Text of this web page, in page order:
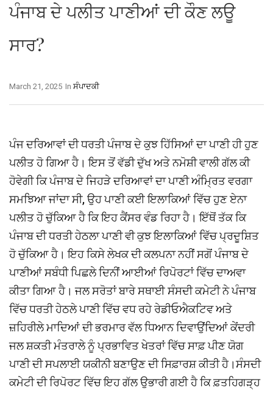
ਪੰਜਾਬ ਦੇ ਪਲੀਤ ਪਾਣੀਆਂ ਦੀ ਕੌਣ ਲਊ
ਸਾਰ?
In ਸੰਪਾਦਕੀ
March 21, 2025
ਪੰਜ ਦਰਿਆਵਾਂ ਦੀ ਧਰਤੀ ਪੰਜਾਬ ਦੇ ਕੁਝ ਹਿੱਸਿਆਂ ਦਾ ਪਾਣੀ ਹੀ ਹੁਣ
ਪਲੀਤ ਹੋ ਗਿਆ ਹੈ। ਇਸ ਤੋਂ ਵੱਡੀ ਦੁੱਖ ਅਤੇ ਨਮੋਸ਼ੀ ਵਾਲੀ ਗੱਲ ਕੀ
ਹੋਵੇਗੀ ਕਿ ਪੰਜਾਬ ਦੇ ਜਿਹੜੇ ਦਰਿਆਵਾਂ ਦਾ ਪਾਣੀ ਅੰਮ੍ਰਿਤ ਵਰਗਾ
ਸਮਝਿਆ ਜਾਂਦਾ ਸੀ, ਉਹ ਪਾਣੀ ਕਈ ਇਲਾਕਿਆਂ ਵਿੱਚ ਹੁਣ ਏਨਾ
ਪਲੀਤ ਹੋ ਚੁੱਕਿਆ ਹੈ ਕਿ ਇਹ ਕੈਂਸਰ ਵੰਡ ਰਿਹਾ ਹੈ। ਇੱਥੋਂ ਤੱਕ ਕਿ
ਪੰਜਾਬ ਦੀ ਧਰਤੀ ਹੇਠਲਾ ਪਾਣੀ ਵੀ ਕੁਝ ਇਲਾਕਿਆਂ ਵਿੱਚ ਪ੍ਰਦੂਸ਼ਿਤ
ਹੋ ਚੁੱਕਿਆ ਹੈ। ਇਹ ਕਿਸੇ ਲੇਖਕ ਦੀ ਕਲਪਨਾ ਨਹੀਂ ਸਗੋਂ ਪੰਜਾਬ ਦੇ
ਪਾਣੀਆਂ ਸਬੰਧੀ ਪਿਛਲੇ ਦਿਨੀਂ ਆਈਆਂ ਰਿਪੋਰਟਾਂ ਵਿੱਚ ਦਾਅਵਾ
ਕੀਤਾ ਗਿਆ ਹੈ। ਜਲ ਸਰੋਤਾਂ ਬਾਰੇ ਸਥਾਈ ਸੰਸਦੀ ਕਮੇਟੀ ਨੇ ਪੰਜਾਬ
ਵਿੱਚ ਧਰਤੀ ਹੇਠਲੇ ਪਾਣੀ ਵਿੱਚ ਵਧ ਰਹੇ ਰੇਡੀਓਐਕਟਿਵ ਅਤੇ
ਜ਼ਹਿਰੀਲੇ ਮਾਦਿਆਂ ਦੀ ਭਰਮਾਰ ਵੱਲ ਧਿਆਨ ਦਿਵਾਉਂਦਿਆਂ ਕੇਂਦਰੀ
ਜਲ ਸ਼ਕਤੀ ਮੰਤਰਾਲੇ ਨੂੰ ਪ੍ਰਭਾਵਿਤ ਖੇਤਰਾਂ ਵਿੱਚ ਸਾਫ਼ ਪੀਣ ਯੋਗ
ਪਾਣੀ ਦੀ ਸਪਲਾਈ ਯਕੀਨੀ ਬਣਾਉਣ ਦੀ ਸਿਫ਼ਾਰਸ਼ ਕੀਤੀ ਹੈ।ਸੰਸਦੀ
ਕਮੇਟੀ ਦੀ ਰਿਪੋਰਟ ਵਿੱਚ ਇਹ ਗੱਲ ਉਭਾਰੀ ਗਈ ਹੈ ਕਿ ਫ਼ਤਹਿਗੜ੍ਹ